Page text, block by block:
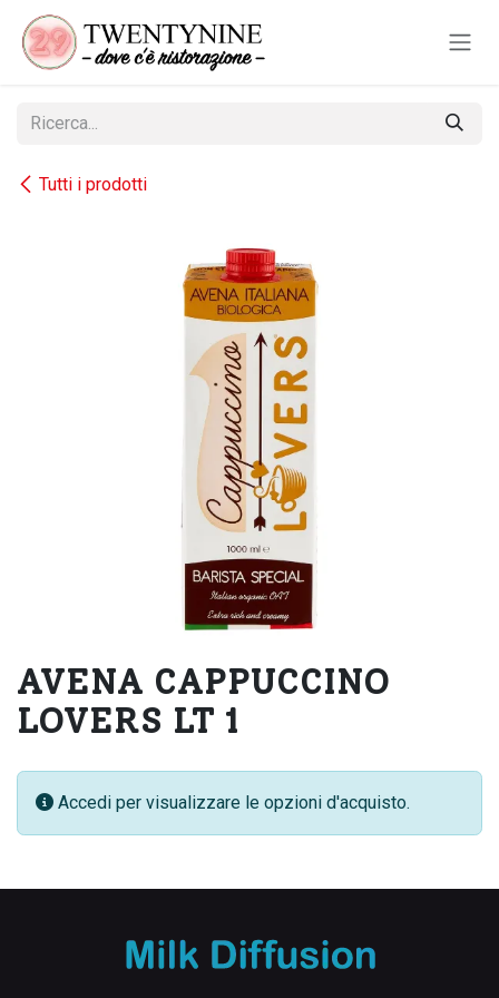
Passa al contenuto
Tutti i prodotti
AVENA CAPPUCCINO
LOVERS LT 1
Accedi per visualizzare le opzioni d'acquisto.